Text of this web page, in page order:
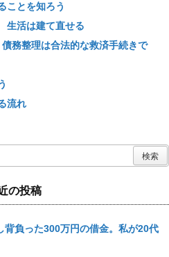
ことを知ろう
生活は建て直せる
務整理は合法的な救済手続きで
流れ
の投稿
背負った300万円の借金。私が20代